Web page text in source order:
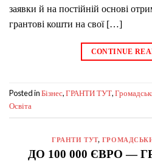
заявки й на постійній основі
грантові кошти на свої […]
CONTINUE
Posted in Бізнес, ГРАНТИ ТУТ,
Освіта
ГРАНТИ ТУТ,
ДО 100 000 ЄВРО —